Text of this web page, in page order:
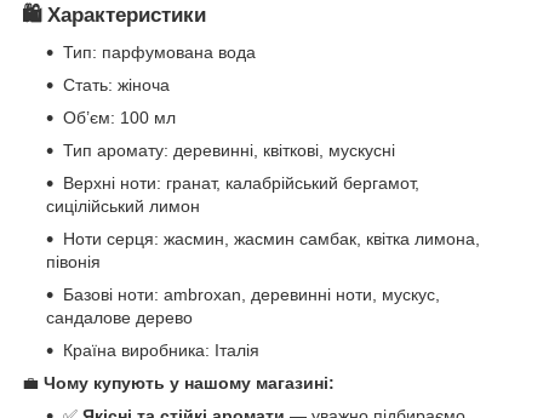
🛍️ Характеристики
Тип: парфумована вода
Стать: жіноча
Об’єм: 100 мл
Тип аромату: деревинні, квіткові, мускусні
Верхні ноти: гранат, калабрійський бергамот,
сицілійський лимон
Ноти серця: жасмин, жасмин самбак, квітка лимона,
півонія
Базові ноти: ambroxan, деревинні ноти, мускус,
сандалове дерево
Країна виробника: Італія
💼 Чому купують у нашому магазині: